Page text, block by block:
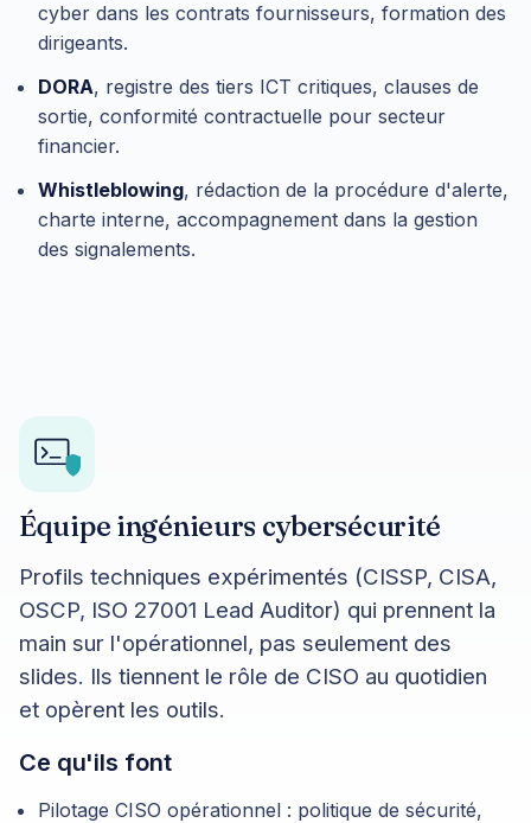
cyber dans les contrats fournisseurs, formation des
dirigeants.
DORA, registre des tiers ICT critiques, clauses de
sortie, conformité contractuelle pour secteur
financier.
Whistleblowing, rédaction de la procédure d'alerte,
charte interne, accompagnement dans la gestion
des signalements.
Équipe ingénieurs cybersécurité
Profils techniques expérimentés (CISSP, CISA,
OSCP, ISO 27001 Lead Auditor) qui prennent la
main sur l'opérationnel, pas seulement des
slides. Ils tiennent le rôle de CISO au quotidien
et opèrent les outils.
Ce qu'ils font
Pilotage CISO opérationnel : politique de sécurité,